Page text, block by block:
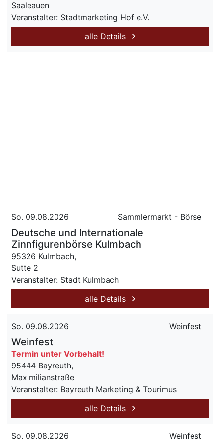
Saaleauen
Veranstalter: Stadtmarketing Hof e.V.
alle Details
So. 09.08.2026 Sammlermarkt - Börse
Deutsche und Internationale
Zinnfigurenbörse Kulmbach
95326 Kulmbach,
Sutte 2
Veranstalter: Stadt Kulmbach
alle Details
So. 09.08.2026 Weinfest
Weinfest
Termin unter Vorbehalt!
95444 Bayreuth,
Maximilianstraße
Veranstalter: Bayreuth Marketing & Tourimus
alle Details
So. 09.08.2026 Weinfest